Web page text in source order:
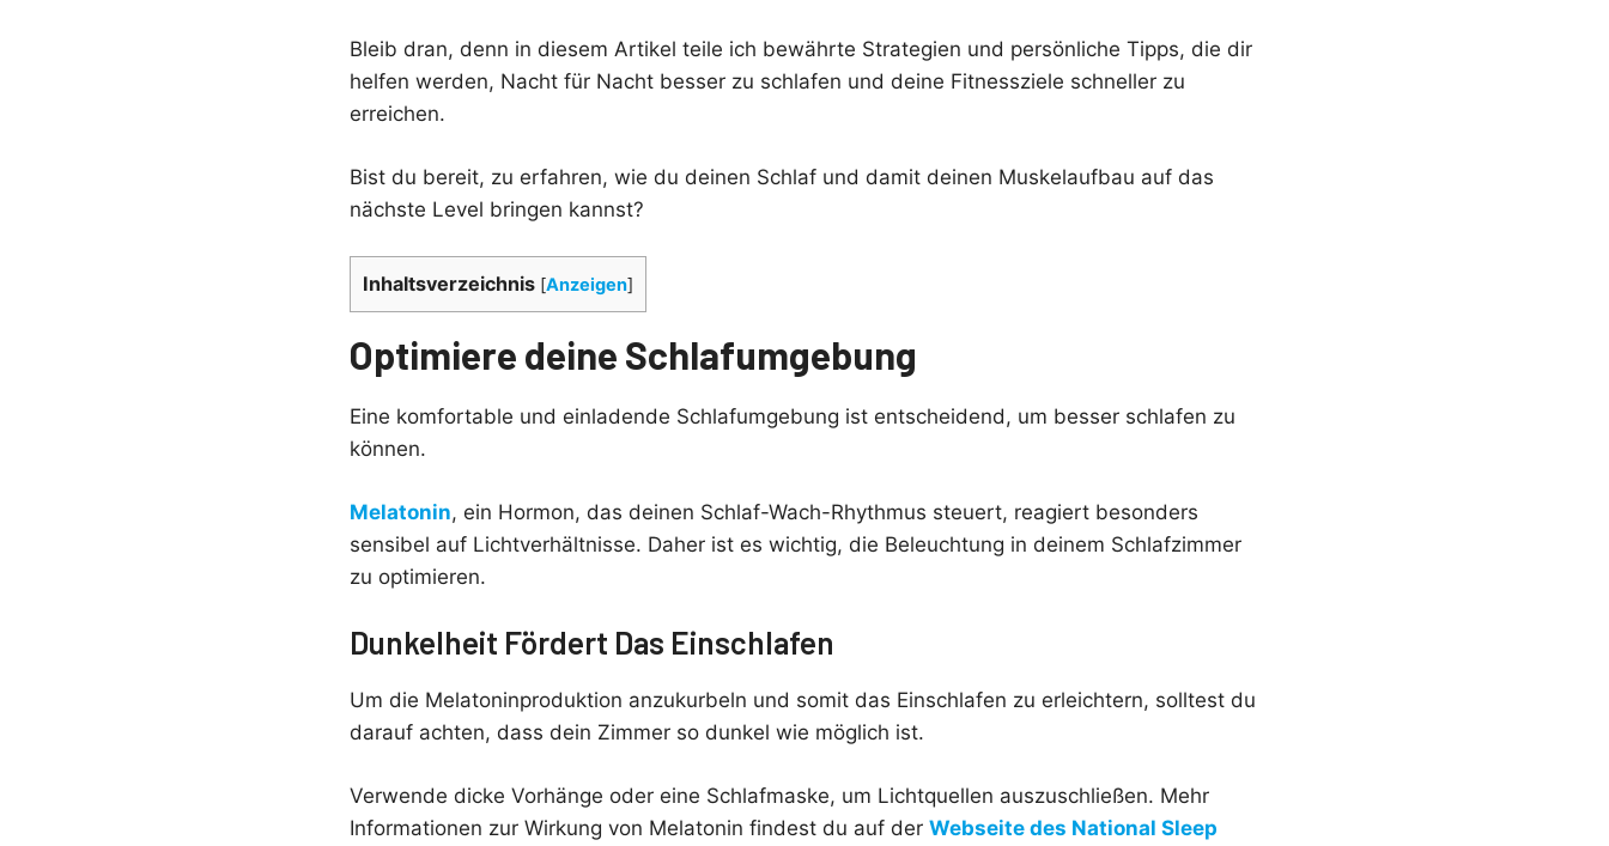
Bleib dran, denn in diesem Artikel teile ich bewährte Strategien und persönliche Tipps, die dir
helfen werden, Nacht für Nacht besser zu schlafen und deine Fitnessziele schneller zu
erreichen.
Bist du bereit, zu erfahren, wie du deinen Schlaf und damit deinen Muskelaufbau auf das
nächste Level bringen kannst?
Inhaltsverzeichnis [Anzeigen]
Optimiere deine Schlafumgebung
Eine komfortable und einladende Schlafumgebung ist entscheidend, um besser schlafen zu
können.
Melatonin, ein Hormon, das deinen Schlaf-Wach-Rhythmus steuert, reagiert besonders
sensibel auf Lichtverhältnisse. Daher ist es wichtig, die Beleuchtung in deinem Schlafzimmer
zu optimieren.
Dunkelheit Fördert Das Einschlafen
Um die Melatoninproduktion anzukurbeln und somit das Einschlafen zu erleichtern, solltest du
darauf achten, dass dein Zimmer so dunkel wie möglich ist.
Verwende dicke Vorhänge oder eine Schlafmaske, um Lichtquellen auszuschließen. Mehr
Informationen zur Wirkung von Melatonin findest du auf der Webseite des National Sleep